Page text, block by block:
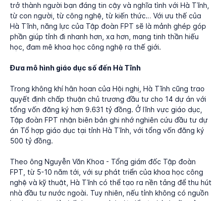
trở thành người bạn đáng tin cậy và nghĩa tình với Hà Tĩnh,
từ con người, từ công nghệ, từ kiến thức… Với ưu thế của
Hà Tĩnh, năng lực của Tập đoàn FPT sẽ là mảnh ghép góp
phần giúp tỉnh đi nhanh hơn, xa hơn, mang tinh thần hiếu
học, đam mê khoa học công nghệ ra thế giới.
Đưa mô hình giáo dục số đến Hà Tĩnh
Trong không khí hân hoan của Hội nghị, Hà Tĩnh cũng trao
quyết định chấp thuận chủ trương đầu tư cho 14 dự án với
tổng vốn đăng ký hơn 9.631 tỷ đồng. Ở lĩnh vực giáo dục,
Tập đoàn FPT nhận biên bản ghi nhớ nghiên cứu đầu tư dự
án Tổ hợp giáo dục tại tỉnh Hà Tĩnh, với tổng vốn đăng ký
500 tỷ đồng.
Theo ông Nguyễn Văn Khoa - Tổng giám đốc Tập đoàn
FPT, từ 5-10 năm tới, với sự phát triển của khoa học công
nghệ và kỹ thuật, Hà Tĩnh có thể tạo ra nền tảng để thu hút
nhà đầu tư nước ngoài. Tuy nhiên, nếu tỉnh không có nguồn